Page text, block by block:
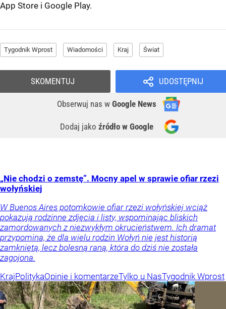
App Store i Google Play.
Tygodnik Wprost Wiadomości Kraj Świat
UDOSTĘPNIJ
Obserwuj nas w Google News
Dodaj jako źródło w Google
SKOMENTUJ
„Nie chodzi o zemstę”. Mocny apel w sprawie ofiar rzezi
wołyńskiej
W Buenos Aires potomkowie ofiar rzezi wołyńskiej wciąż
pokazują rodzinne zdjęcia i listy, wspominając bliskich
zamordowanych z niezwykłym okrucieństwem. Ich dramat
przypomina, że dla wielu rodzin Wołyń nie jest historią
zamkniętą, lecz bolesną raną, która do dziś nie została
zagojona.
KrajPolitykaOpinie i komentarzeTylko u NasTygodnik Wprost